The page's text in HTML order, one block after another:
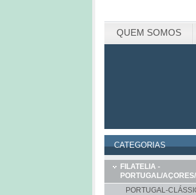
QUEM SOMOS
CATEGORIAS
FILATELIA -
PORTUGAL/
PORTUGAL-